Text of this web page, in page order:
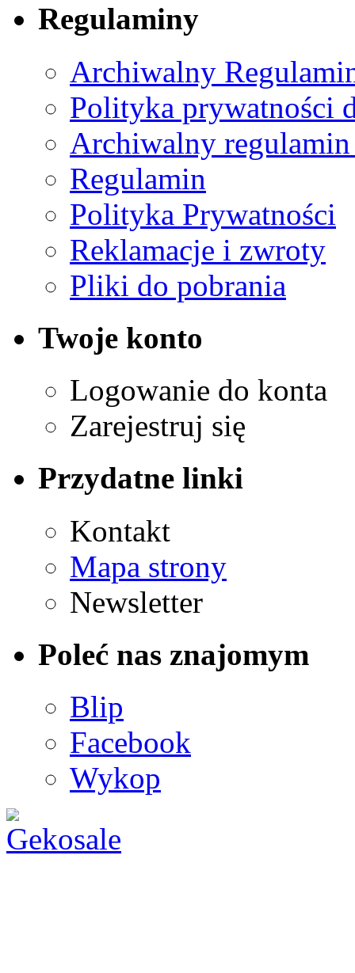
Regulaminy
Archiwalny
Polityka prywatności
Archiwalny
Regulamin
Polityka Prywatności
Reklamacje i zwroty
Pliki do pobrania
Twoje konto
Logowanie do konta
Zarejestruj się
Przydatne linki
Kontakt
Mapa strony
Newsletter
Poleć nas znajomym
Blip
Facebook
Wykop